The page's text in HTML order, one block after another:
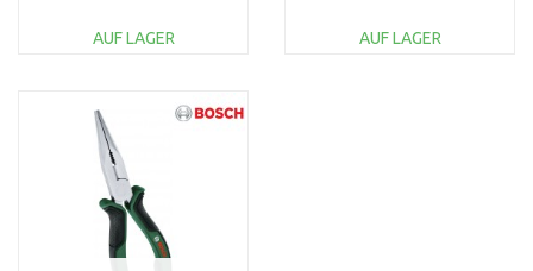
AUF LAGER
Vergleichen
AUF LAGER